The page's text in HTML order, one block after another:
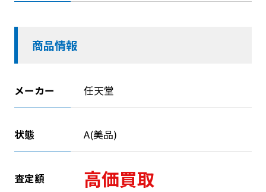
商品情報
メーカー 任天堂
状態 A(美品)
査定額 高価買取